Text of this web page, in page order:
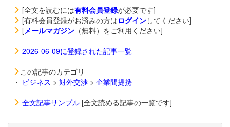
[全文を読むには有料会員登録が必要です]
[有料会員登録がお済みの方はログインしてください]
[メールマガジン （無料）をご利用ください]
2026-06-09に登録された記事一覧
この記事のカテゴリ
・ ビジネス > 対外交渉 > 企業間提携
全文記事サンプル [全文読める記事の一覧です]